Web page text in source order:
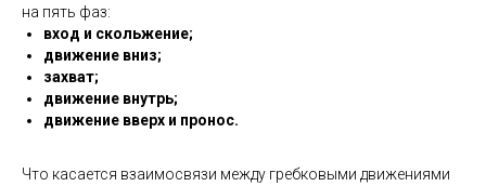
на пять фаз:
вход и скольжение;
движение вниз;
захват;
движение внутрь;
движение вверх и пронос.
Что касается взаимосвязи между гребковыми движениями